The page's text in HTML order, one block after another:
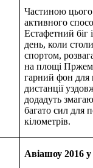
Частиною
активного
Естафетний біг
день, коли
спортом,
на площі
гарний фон для
дистанції
додадуть
багато сил для
кілометрів.
Авіашоу 2016